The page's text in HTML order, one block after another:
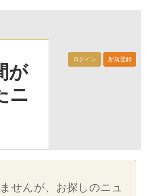
ログイン 新規登録
が
ニ
せんが、お探しのニュ